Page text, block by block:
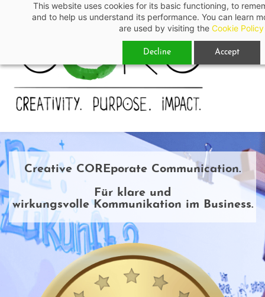
This website uses cookies for its basic functioning, to
and to help us understand its performance. You can learn
are used by visiting the Cookie Policy
Decline Accept
content
Creative COREporate Communication.
Für klare und
wirkungsvolleKommunikation im Business.